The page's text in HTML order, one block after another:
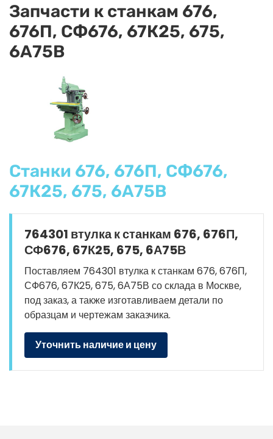
Запчасти к станкам 676,
676П, СФ676, 67К25, 675,
6А75В
Станки 676, 676П, СФ676,
67К25, 675, 6А75В
764301 втулка к станкам 676, 676П,
СФ676, 67К25, 675, 6А75В
Поставляем 764301 втулка к станкам 676, 676П,
СФ676, 67К25, 675, 6А75В со склада в Москве,
под заказ, а также изготавливаем детали по
образцам и чертежам заказчика.
Уточнить наличие и цену